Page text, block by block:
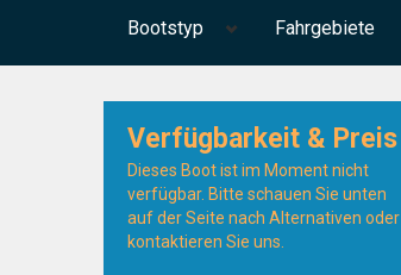
Bootstyp Fahrgebiete
Verfügbarkeit & Preis
Dieses Boot ist im Moment nicht
verfügbar. Bitte schauen Sie unten
auf der Seite nach Alternativen oder
kontaktieren Sie uns.